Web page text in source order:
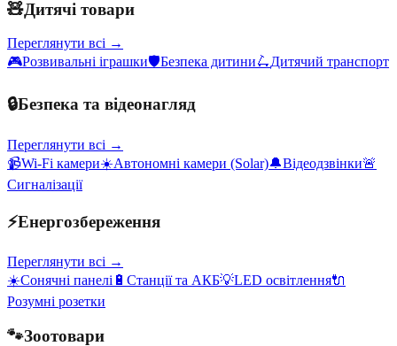
🧸Дитячі товари
Переглянути всі →
🎮Розвивальні іграшки🛡️Безпека дитини🛴Дитячий транспорт
🔒Безпека та відеонагляд
Переглянути всі →
📹Wi-Fi камери☀️Автономні камери (Solar)🔔Відеодзвінки🚨
Сигналізації
⚡Енергозбереження
Переглянути всі →
☀️Сонячні панелі 🔋 Станції та АКБ💡LED освітлення🔌
Розумні розетки
🐾Зоотовари